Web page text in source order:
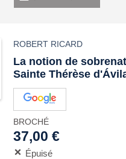
ROBERT RICARD
La notion de
Sainte Thérèse
BROCHÉ
37,00 €
Épuisé